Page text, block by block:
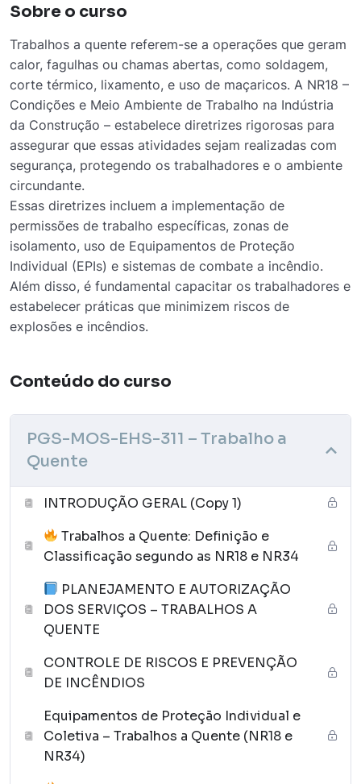
Sobre o curso
Trabalhos a quente referem-se a operações que geram
calor, fagulhas ou chamas abertas, como soldagem,
corte térmico, lixamento, e uso de maçaricos. A NR18 –
Condições e Meio Ambiente de Trabalho na Indústria
da Construção – estabelece diretrizes rigorosas para
assegurar que essas atividades sejam realizadas com
segurança, protegendo os trabalhadores e o ambiente
circundante.
Essas diretrizes incluem a implementação de
permissões de trabalho específicas, zonas de
isolamento, uso de Equipamentos de Proteção
Individual (EPIs) e sistemas de combate a incêndio.
Além disso, é fundamental capacitar os trabalhadores e
estabelecer práticas que minimizem riscos de
explosões e incêndios.
Conteúdo do curso
PGS-MOS-EHS-311 – Trabalho a
Quente
INTRODUÇÃO GERAL (Copy 1)
Trabalhos a Quente: Definição e
Classificação segundo as NR18 e NR34
PLANEJAMENTO E AUTORIZAÇÃO
DOS SERVIÇOS – TRABALHOS A
QUENTE
CONTROLE DE RISCOS E PREVENÇÃO
DE INCÊNDIOS
Equipamentos de Proteção Individual e
Coletiva – Trabalhos a Quente (NR18 e
NR34)